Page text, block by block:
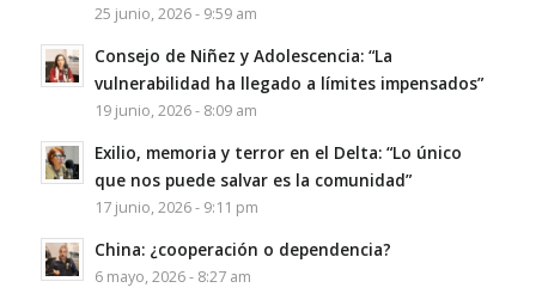
25 junio, 2026 - 9:59 am
Consejo de Niñez y Adolescencia: “La
vulnerabilidad ha llegado a límites impensados”
19 junio, 2026 - 8:09 am
Exilio, memoria y terror en el Delta: “Lo único
que nos puede salvar es la comunidad”
17 junio, 2026 - 9:11 pm
China: ¿cooperación o dependencia?
6 mayo, 2026 - 8:27 am